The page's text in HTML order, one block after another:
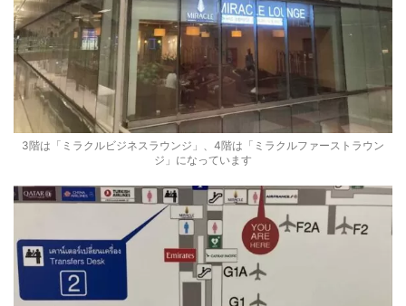
3階は「ミラクルビジネスラウンジ」、4階は「ミラクルファーストラウン
ジ」になっています